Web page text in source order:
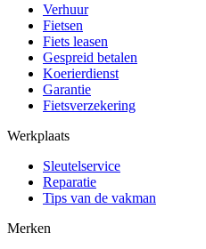
Verhuur
Fietsen
Fiets leasen
Gespreid betalen
Koerierdienst
Garantie
Fietsverzekering
Werkplaats
Sleutelservice
Reparatie
Tips van de vakman
Merken